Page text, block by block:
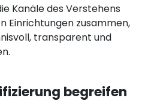
Kanäle des Verstehens
Einrichtungen zusammen,
transparent und
begreifen